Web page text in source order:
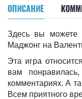
ОПИСАНИЕ
Здесь вы можете
Маджонг на
Эта игра
вам
комментариях. А
Всем приятного